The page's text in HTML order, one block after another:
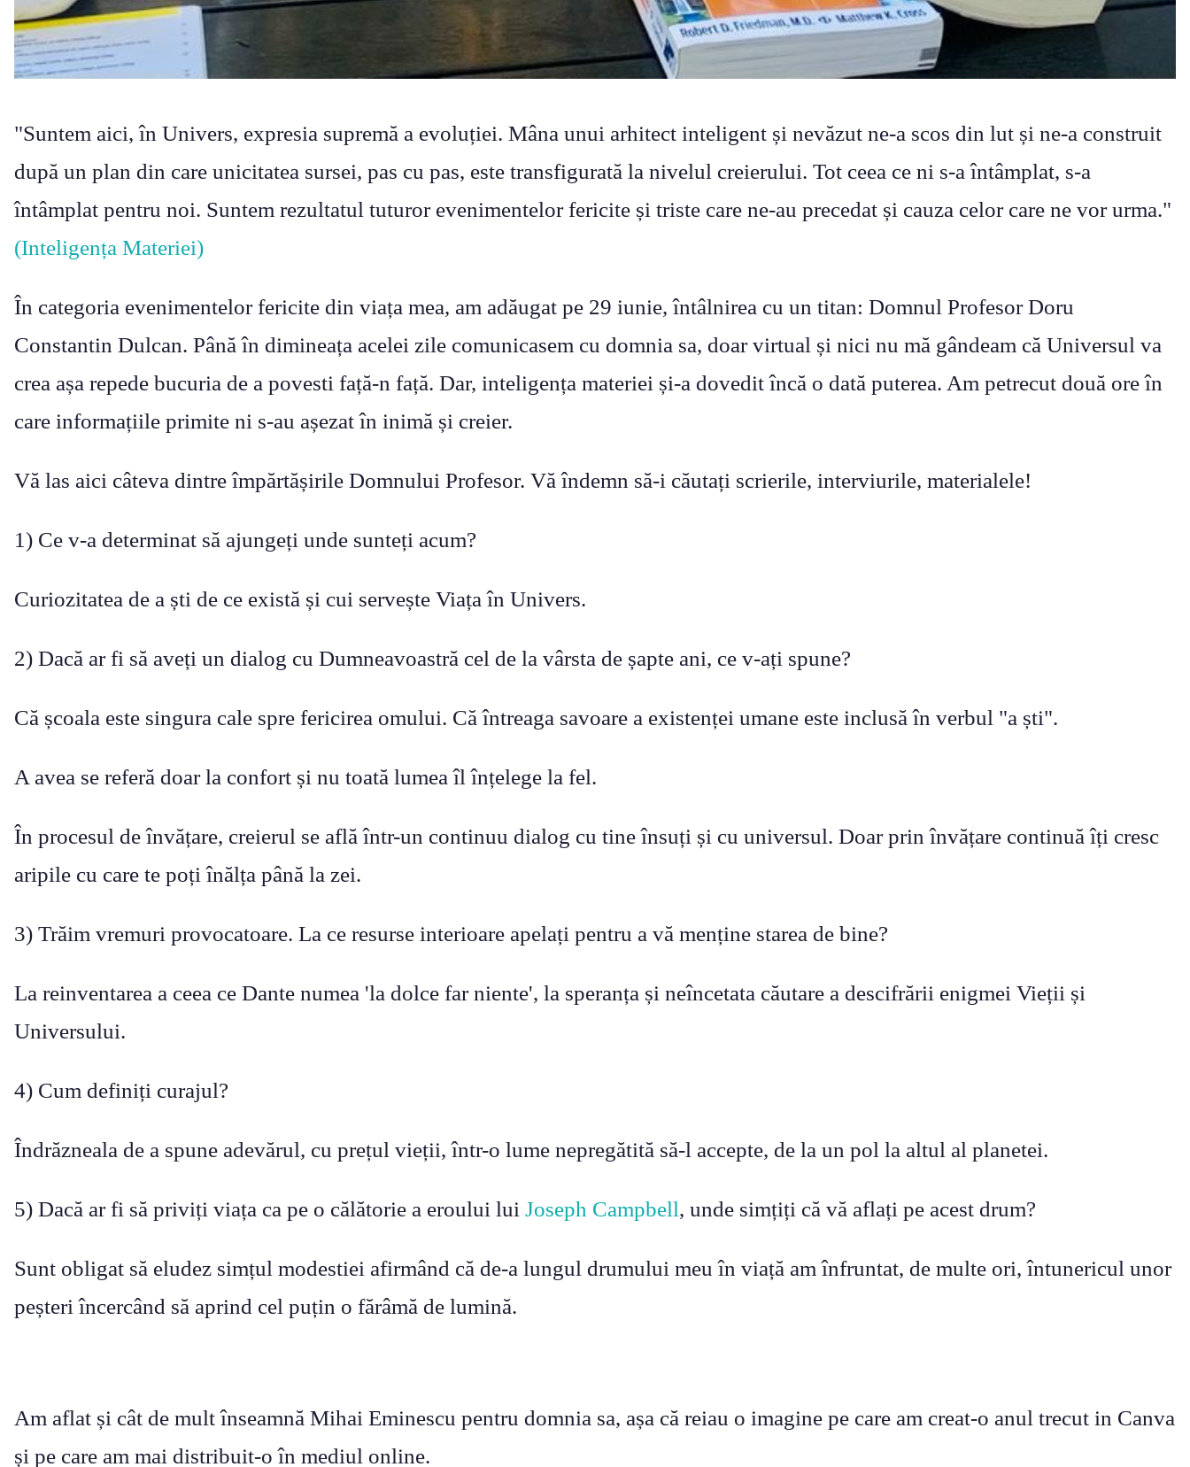
"Suntem aici, în Univers, expresia supremă a evoluției. Mâna unui arhitect inteligent și nevăzut ne-a scos din lut și ne-a construit
după un plan din care unicitatea sursei, pas cu pas, este transfigurată la nivelul creierului. Tot ceea ce ni s-a întâmplat, s-a
întâmplat pentru noi. Suntem rezultatul tuturor evenimentelor fericite și triste care ne-au precedat și cauza celor care ne vor urma."
(Inteligența Materiei)
În categoria evenimentelor fericite din viața mea, am adăugat pe 29 iunie, întâlnirea cu un titan: Domnul Profesor Doru
Constantin Dulcan. Până în dimineața acelei zile comunicasem cu domnia sa, doar virtual și nici nu mă gândeam că Universul va
crea așa repede bucuria de a povesti față-n față. Dar, inteligența materiei și-a dovedit încă o dată puterea. Am petrecut două ore în
care informațiile primite ni s-au așezat în inimă și creier.
Vă las aici câteva dintre împărtășirile Domnului Profesor. Vă îndemn să-i căutați scrierile, interviurile, materialele!
1) Ce v-a determinat să ajungeți unde sunteți acum?
Curiozitatea de a ști de ce există și cui servește Viața în Univers.
2) Dacă ar fi să aveți un dialog cu Dumneavoastră cel de la vârsta de șapte ani, ce v-ați spune?
Că școala este singura cale spre fericirea omului. Că întreaga savoare a existenței umane este inclusă în verbul "a ști".
A avea se referă doar la confort și nu toată lumea îl înțelege la fel.
În procesul de învățare, creierul se află într-un continuu dialog cu tine însuți și cu universul. Doar prin învățare continuă îți cresc
aripile cu care te poți înălța până la zei.
3) Trăim vremuri provocatoare. La ce resurse interioare apelați pentru a vă menține starea de bine?
La reinventarea a ceea ce Dante numea 'la dolce far niente', la speranța și neîncetata căutare a descifrării enigmei Vieții și
Universului.
4) Cum definiți curajul?
Îndrăzneala de a spune adevărul, cu prețul vieții, într-o lume nepregătită să-l accepte, de la un pol la altul al planetei.
5) Dacă ar fi să priviți viața ca pe o călătorie a eroului lui Joseph Campbell, unde simțiți că vă aflați pe acest drum?
Sunt obligat să eludez simțul modestiei afirmând că de-a lungul drumului meu în viață am înfruntat, de multe ori, întunericul unor
peșteri încercând să aprind cel puțin o fărâmă de lumină.
Am aflat și cât de mult înseamnă Mihai Eminescu pentru domnia sa, așa că reiau o imagine pe care am creat-o anul trecut in Canva
și pe care am mai distribuit-o în mediul online.